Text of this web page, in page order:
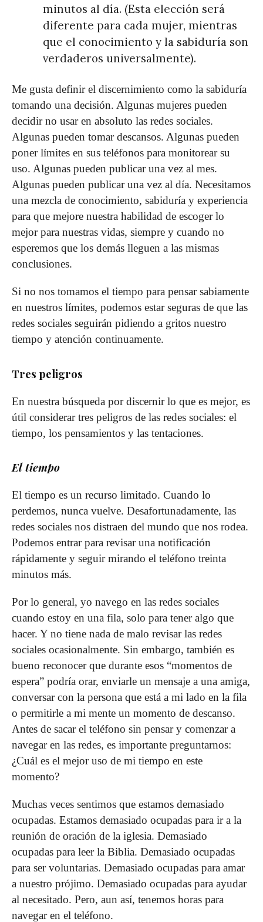
minutos al día. (Esta elección será
diferente para cada mujer, mientras
que el conocimiento y la sabiduría son
verdaderos universalmente).
Me gusta definir el discernimiento como la sabiduría
tomando una decisión. Algunas mujeres pueden
decidir no usar en absoluto las redes sociales.
Algunas pueden tomar descansos. Algunas pueden
poner límites en sus teléfonos para monitorear su
uso. Algunas pueden publicar una vez al mes.
Algunas pueden publicar una vez al día. Necesitamos
una mezcla de conocimiento, sabiduría y experiencia
para que mejore nuestra habilidad de escoger lo
mejor para nuestras vidas, siempre y cuando no
esperemos que los demás lleguen a las mismas
conclusiones.
Si no nos tomamos el tiempo para pensar sabiamente
en nuestros límites, podemos estar seguras de que las
redes sociales seguirán pidiendo a gritos nuestro
tiempo y atención continuamente.
Tres peligros
En nuestra búsqueda por discernir lo que es mejor, es
útil considerar tres peligros de las redes sociales: el
tiempo, los pensamientos y las tentaciones.
El tiempo
El tiempo es un recurso limitado. Cuando lo
perdemos, nunca vuelve. Desafortunadamente, las
redes sociales nos distraen del mundo que nos rodea.
Podemos entrar para revisar una notificación
rápidamente y seguir mirando el teléfono treinta
minutos más.
Por lo general, yo navego en las redes sociales
cuando estoy en una fila, solo para tener algo que
hacer. Y no tiene nada de malo revisar las redes
sociales ocasionalmente. Sin embargo, también es
bueno reconocer que durante esos “momentos de
espera” podría orar, enviarle un mensaje a una amiga,
conversar con la persona que está a mi lado en la fila
o permitirle a mi mente un momento de descanso.
Antes de sacar el teléfono sin pensar y comenzar a
navegar en las redes, es importante preguntarnos:
¿Cuál es el mejor uso de mi tiempo en este
momento?
Muchas veces sentimos que estamos demasiado
ocupadas. Estamos demasiado ocupadas para ir a la
reunión de oración de la iglesia. Demasiado
ocupadas para leer la Biblia. Demasiado ocupadas
para ser voluntarias. Demasiado ocupadas para amar
a nuestro prójimo. Demasiado ocupadas para ayudar
al necesitado. Pero, aun así, tenemos horas para
navegar en el teléfono.